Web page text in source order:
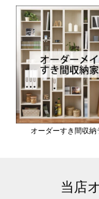
オーダーすき間収納
当店